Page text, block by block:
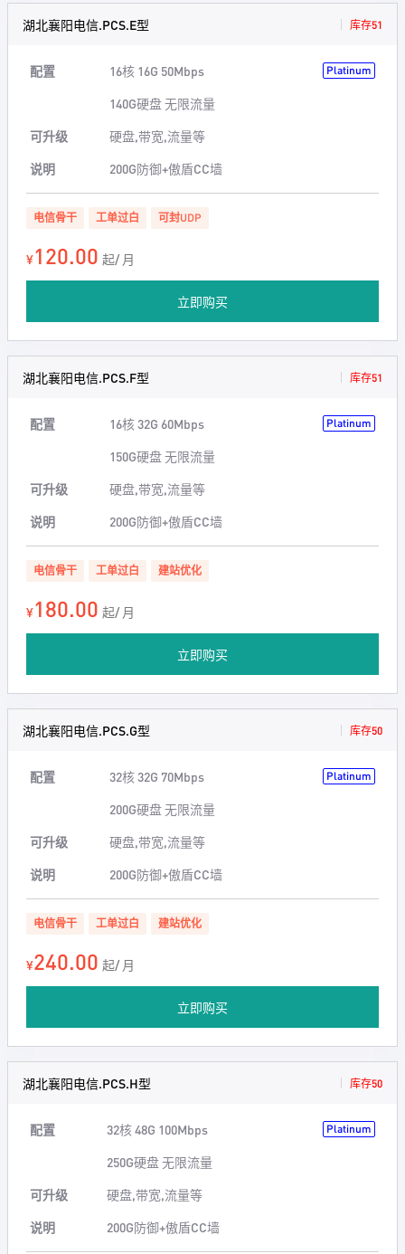
湖北襄阳电信.PCS.E型 库存51
配置 16核 16G 50Mbps Platinum
140G硬盘 无限流量
可升级
硬盘,带宽,流量等
说明
200G防御+傲盾CC墙
电信骨干 工单过白 可封UDP
¥120.00 起/ 月
立即购买
湖北襄阳电信.PCS.F型 库存51
配置 16核 32G 60Mbps Platinum
150G硬盘 无限流量
可升级
硬盘,带宽,流量等
说明
200G防御+傲盾CC墙
电信骨干 工单过白 建站优化
¥180.00 起/ 月
立即购买
湖北襄阳电信.PCS.G型 库存50
配置 32核 32G 70Mbps Platinum
200G硬盘 无限流量
可升级
硬盘,带宽,流量等
说明
200G防御+傲盾CC墙
电信骨干 工单过白 建站优化
¥240.00 起/ 月
立即购买
湖北襄阳电信.PCS.H型 库存50
配置 32核 48G 100Mbps Platinum
250G硬盘 无限流量
可升级
硬盘,带宽,流量等
说明
200G防御+傲盾CC墙